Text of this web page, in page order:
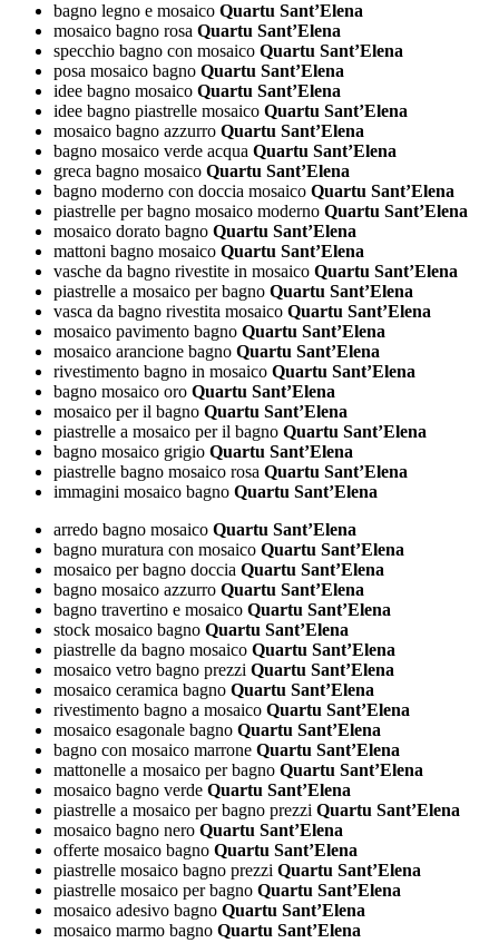
bagno legno e mosaico Quartu Sant’Elena
mosaico bagno rosa Quartu Sant’Elena
specchio bagno con mosaico Quartu Sant’Elena
posa mosaico bagno Quartu Sant’Elena
idee bagno mosaico Quartu Sant’Elena
idee bagno piastrelle mosaico Quartu Sant’Elena
mosaico bagno azzurro Quartu Sant’Elena
bagno mosaico verde acqua Quartu Sant’Elena
greca bagno mosaico Quartu Sant’Elena
bagno moderno con doccia mosaico Quartu Sant’Elena
piastrelle per bagno mosaico moderno Quartu Sant’Elena
mosaico dorato bagno Quartu Sant’Elena
mattoni bagno mosaico Quartu Sant’Elena
vasche da bagno rivestite in mosaico Quartu Sant’Elena
piastrelle a mosaico per bagno Quartu Sant’Elena
vasca da bagno rivestita mosaico Quartu Sant’Elena
mosaico pavimento bagno Quartu Sant’Elena
mosaico arancione bagno Quartu Sant’Elena
rivestimento bagno in mosaico Quartu Sant’Elena
bagno mosaico oro Quartu Sant’Elena
mosaico per il bagno Quartu Sant’Elena
piastrelle a mosaico per il bagno Quartu Sant’Elena
bagno mosaico grigio Quartu Sant’Elena
piastrelle bagno mosaico rosa Quartu Sant’Elena
immagini mosaico bagno Quartu Sant’Elena
arredo bagno mosaico Quartu Sant’Elena
bagno muratura con mosaico Quartu Sant’Elena
mosaico per bagno doccia Quartu Sant’Elena
bagno mosaico azzurro Quartu Sant’Elena
bagno travertino e mosaico Quartu Sant’Elena
stock mosaico bagno Quartu Sant’Elena
piastrelle da bagno mosaico Quartu Sant’Elena
mosaico vetro bagno prezzi Quartu Sant’Elena
mosaico ceramica bagno Quartu Sant’Elena
rivestimento bagno a mosaico Quartu Sant’Elena
mosaico esagonale bagno Quartu Sant’Elena
bagno con mosaico marrone Quartu Sant’Elena
mattonelle a mosaico per bagno Quartu Sant’Elena
mosaico bagno verde Quartu Sant’Elena
piastrelle a mosaico per bagno prezzi Quartu Sant’Elena
mosaico bagno nero Quartu Sant’Elena
offerte mosaico bagno Quartu Sant’Elena
piastrelle mosaico bagno prezzi Quartu Sant’Elena
piastrelle mosaico per bagno Quartu Sant’Elena
mosaico adesivo bagno Quartu Sant’Elena
mosaico marmo bagno Quartu Sant’Elena